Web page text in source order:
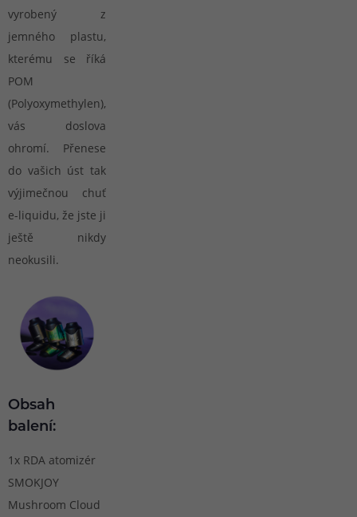
vyrobený z
jemného plastu,
kterému se říká
POM
(Polyoxymethylen),
vás doslova
ohromí. Přenese
do vašich úst tak
výjimečnou chuť
e-liquidu, že jste ji
ještě nikdy
neokusili.
Obsah
balení:
1x RDA atomizér
SMOKJOY
Mushroom Cloud